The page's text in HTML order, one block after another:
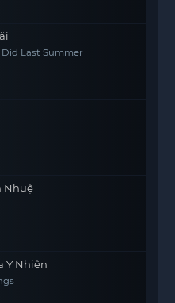
Did Last Summer
Nhuệ
Y Nhiên